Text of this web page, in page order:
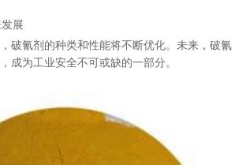
展
破氰剂的种类和性能将不断优化。未来，破氰
成为工业安全不可或缺的一部分。